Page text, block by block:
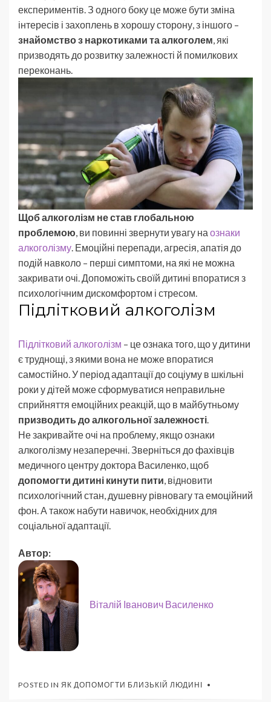
експериментів. З одного боку це може бути зміна
інтересів і захоплень в хорошу сторону, з іншого –
знайомство з наркотиками та алкоголем , які
призводять до розвитку залежності й помилкових
переконань.
Щоб алкоголізм не став глобальною
проблемою , ви повинні звернути увагу на ознаки
алкоголізму . Емоційні перепади, агресія, апатія до
подій навколо – перші симптоми, на які не можна
закривати очі. Допоможіть своїй дитині впоратися з
психологічним дискомфортом і стресом.
Підлітковий алкоголізм
Підлітковий алкоголізм – це ознака того, що у дитини
є труднощі, з якими вона не може впоратися
самостійно. У період адаптації до соціуму в шкільні
роки у дітей може сформуватися неправильне
сприйняття емоційних реакцій, що в майбутньому
призводить до алкогольної залежності
Не закривайте очі на проблему, якщо ознаки
алкоголізму незаперечні. Зверніться до фахівців
медичного центру доктора Василенко, щоб
допомогти дитині кинути пити , відновити
психологічний стан, душевну рівновагу та емоційний
фон. А також набути навичок, необхідних для
соціальної адаптації.
Автор:
Віталій Іванович Василенко
POSTED IN ЯК ДОПОМОГТИ БЛИЗЬКІЙ ЛЮДИНІ